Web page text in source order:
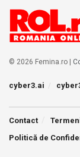
© 2026 Femina.ro |
cyber3.ai
Contact
Politică de